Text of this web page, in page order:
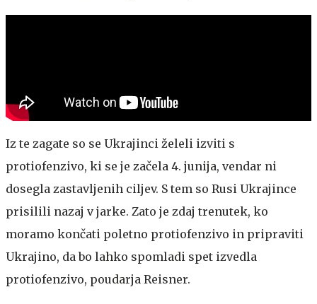
Iz te zagate so se Ukrajinci želeli izviti s
protiofenzivo, ki se je začela 4. junija, vendar ni
dosegla zastavljenih ciljev. S tem so Rusi Ukrajince
prisilili nazaj v jarke. Zato je zdaj trenutek, ko
moramo končati poletno protiofenzivo in pripraviti
Ukrajino, da bo lahko spomladi spet izvedla
protiofenzivo, poudarja Reisner.